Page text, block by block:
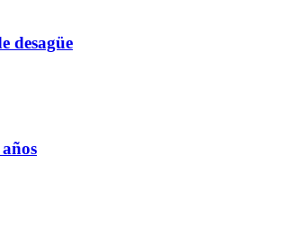
desagüe